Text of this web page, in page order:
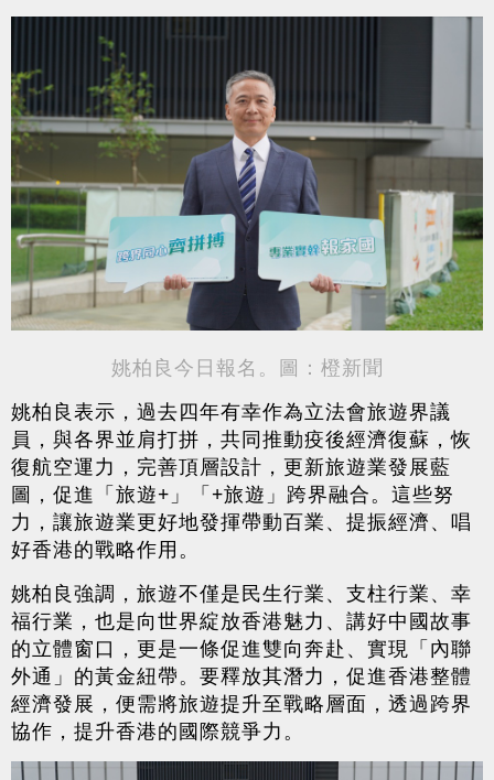
姚柏良今日報名。圖：橙新聞
姚柏良表示，過去四年有幸作為立法會旅遊界議
員，與各界並肩打拼，共同推動疫後經濟復蘇，恢
復航空運力，完善頂層設計，更新旅遊業發展藍
圖，促進「旅遊+」「+旅遊」跨界融合。這些努
力，讓旅遊業更好地發揮帶動百業、提振經濟、唱
好香港的戰略作用。
姚柏良強調，旅遊不僅是民生行業、支柱行業、幸
福行業，也是向世界綻放香港魅力、講好中國故事
的立體窗口，更是一條促進雙向奔赴、實現「內聯
外通」的黃金紐帶。要釋放其潛力，促進香港整體
經濟發展，便需將旅遊提升至戰略層面，透過跨界
協作，提升香港的國際競爭力。